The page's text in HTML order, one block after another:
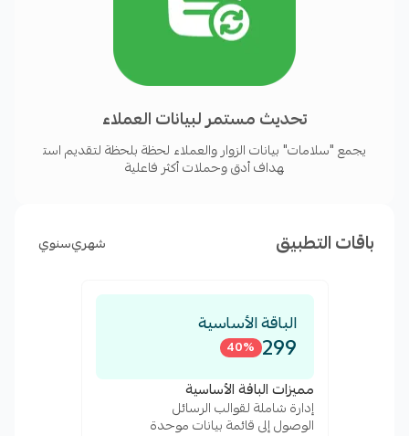
تحديث مستمر لبيانات العملاء
يجمع "سلامات" بيانات الزوار والعملاء لحظة بلحظة لتقديم است
هداف أدق وحملات أكثر فاعلية
باقات التطبيق شهريسنوي
الباقة الأساسية
299
40%
مميزات الباقة الأساسية
إدارة شاملة لقوالب الرسائل
الوصول إلى قائمة بيانات موحدة